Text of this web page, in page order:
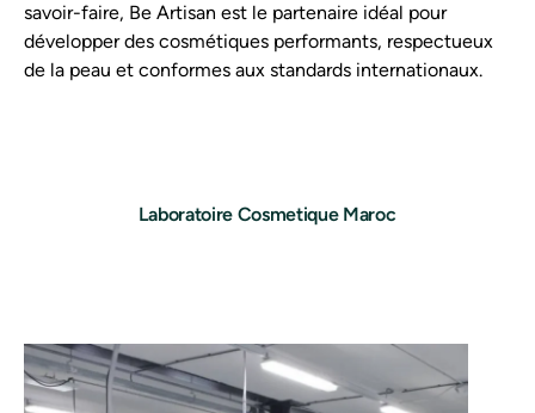
savoir-faire, Be Artisan est le partenaire idéal pour
développer des cosmétiques performants, respectueux
de la peau et conformes aux standards internationaux.
Laboratoire Cosmetique Maroc